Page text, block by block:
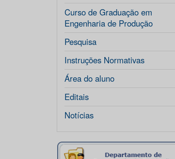
Curso de Graduação em
Engenharia de Produção
Pesquisa
Instruções Normativas
Área do aluno
Editais
Notícias